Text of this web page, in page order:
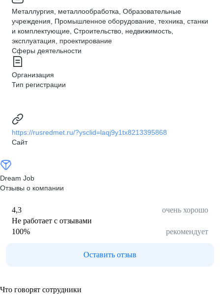
Металлургия, металлообработка, Образовательные
учреждения, Промышленное оборудование, техника, станки
и комплектующие, Строительство, недвижимость,
эксплуатация, проектирование
Сферы деятельности
Организация
Тип регистрации
https://rusredmet.ru/?ysclid=laqj9y1tx8213395868
Сайт
Dream Job
Отзывы о компании
4,3
очень хорошо
Не работает с отзывами
100% рекомендует
Оставить отзыв
Что говорят сотрудники